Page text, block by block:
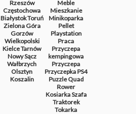
Rzeszów
Częstochowa
BiałystokToruń
Zielona Góra
Gorzów
Wielkopolski
KielceTarnów
Nowy Sącz
Wałbrzych
Olsztyn
Koszalin
Meble
Mieszkanie
Minikoparka
Pellet
Playstation
Praca
Przyczepa
kempingowa
Przyczepa
PrzyczepkaPS4
PuzzleQuad
Rower
KosiarkaSzafa
Traktorek
Tokarka